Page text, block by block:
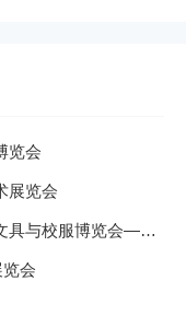
览会
展览会
服博览会—成渝双城展
会